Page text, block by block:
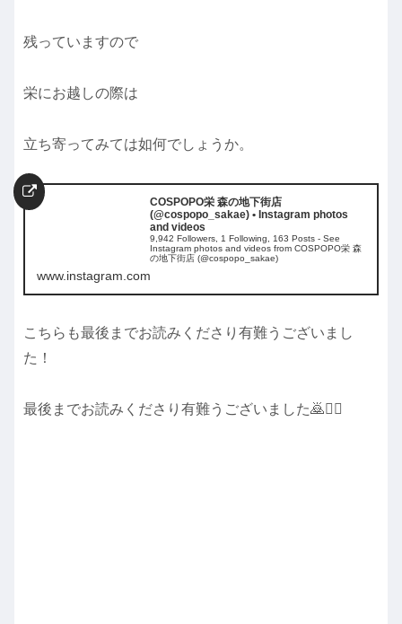
残っていますので
栄にお越しの際は
立ち寄ってみては如何でしょうか。
COSPOPO栄 森の地下街店
(@cospopo_sakae) • Instagram photos
and videos
9,942 Followers, 1 Following, 163 Posts - See
Instagram photos and videos from COSPOPO栄 森
の地下街店 (@cospopo_sakae)
www.instagram.com
こちらも最後までお読みくださり有難うございまし
た！
最後までお読みくださり有難うございました🙇🙇‍♀️